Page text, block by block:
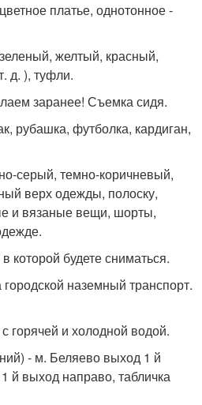
платье, однотонное -
желтый, красный,
д. ), туфли.
заранее! Съемка сидя.
рубашка, футболка, кардиган,
серый, темно-коричневый,
верх одежды, полоску,
и вязаные вещи, шорты,
которой будете сниматься.
наземный транспорт.
горячей и холодной водой.
- м. Беляево выход 1 й
й выход направо, табличка